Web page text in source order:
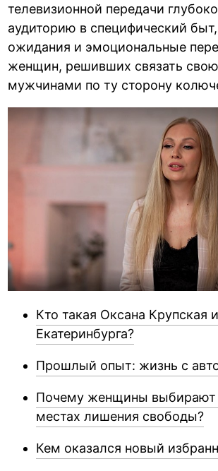
телевизионной передачи
аудиторию в специфический
ожидания и эмоциональные
женщин, решивших связать свою
мужчинами по ту сторону
Кто такая Оксана Крупская
Екатеринбурга?
Прошлый опыт: жизнь с
Почему женщины
местах лишения свободы?
Кем оказался новый